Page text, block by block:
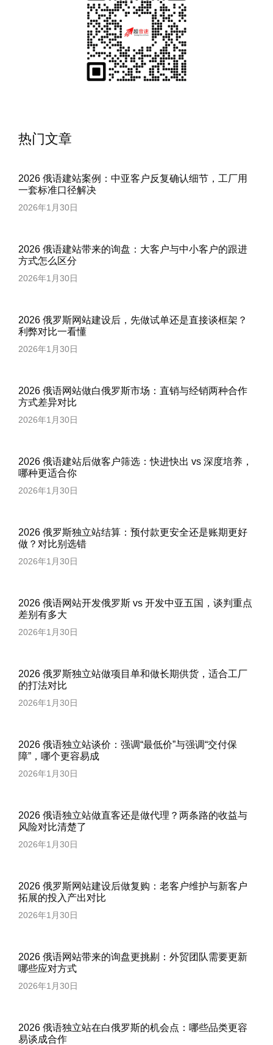
热门文章
2026 俄语建站案例：中亚客户反复确认细节，工厂用
一套标准口径解决
2026年1月30日
2026 俄语建站带来的询盘：大客户与中小客户的跟进
方式怎么区分
2026年1月30日
2026 俄罗斯网站建设后，先做试单还是直接谈框架？
利弊对比一看懂
2026年1月30日
2026 俄语网站做白俄罗斯市场：直销与经销两种合作
方式差异对比
2026年1月30日
2026 俄语建站后做客户筛选：快进快出 vs 深度培养，
哪种更适合你
2026年1月30日
2026 俄罗斯独立站结算：预付款更安全还是账期更好
做？对比别选错
2026年1月30日
2026 俄语网站开发俄罗斯 vs 开发中亚五国，谈判重点
差别有多大
2026年1月30日
2026 俄罗斯独立站做项目单和做长期供货，适合工厂
的打法对比
2026年1月30日
2026 俄语独立站谈价：强调“最低价”与强调“交付保
障”，哪个更容易成
2026年1月30日
2026 俄语独立站做直客还是做代理？两条路的收益与
风险对比清楚了
2026年1月30日
2026 俄罗斯网站建设后做复购：老客户维护与新客户
拓展的投入产出对比
2026年1月30日
2026 俄语网站带来的询盘更挑剔：外贸团队需要更新
哪些应对方式
2026年1月30日
2026 俄语独立站在白俄罗斯的机会点：哪些品类更容
易谈成合作